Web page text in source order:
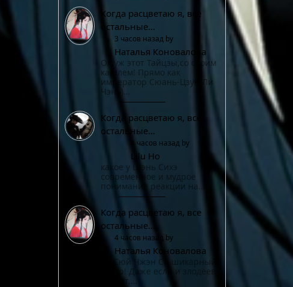
Когда расцветаю я, все
остальные…
3 часов назад by
Наталья Коновалова
Ох,уж этот Тайцзы,со своим
кашлем! Прямо как
император Сюань-Цзун(Ли
Чэнь)…
Когда расцветаю я, все
остальные…
4 часов назад by
Lilu Ho
какое у Шэнь Сихэ
современное и мудрое
понимание реакции на…
Когда расцветаю я, все
остальные…
4 часов назад by
Наталья Коновалова
Да,Сюй Чжэн Си шикарный
актер! Даже если и злодеев
играет,…